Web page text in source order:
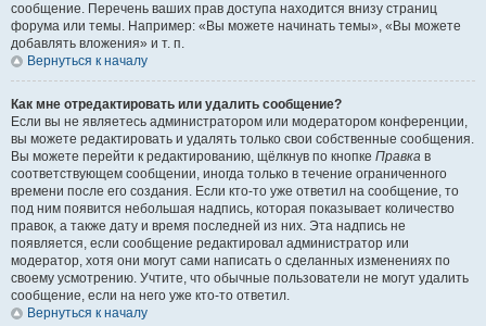
сообщение. Перечень ваших прав доступа находится внизу страниц
форума или темы. Например: «Вы можете начинать темы», «Вы можете
добавлять вложения» и т. п.
Вернуться к началу
Как мне отредактировать или удалить сообщение?
Если вы не являетесь администратором или модератором конференции,
вы можете редактировать и удалять только свои собственные сообщения.
Вы можете перейти к редактированию, щёлкнув по кнопке Правка в
соответствующем сообщении, иногда только в течение ограниченного
времени после его создания. Если кто-то уже ответил на сообщение, то
под ним появится небольшая надпись, которая показывает количество
правок, а также дату и время последней из них. Эта надпись не
появляется, если сообщение редактировал администратор или
модератор, хотя они могут сами написать о сделанных изменениях по
своему усмотрению. Учтите, что обычные пользователи не могут удалить
сообщение, если на него уже кто-то ответил.
Вернуться к началу